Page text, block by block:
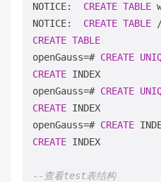
NOTICE: CREATE TABLE
NOTICE: CREATE TABLE
CREATE TABLE
openGauss=# CREATE
CREATE INDEX
openGauss=# CREATE
CREATE INDEX
openGauss=# CREATE
CREATE INDEX
--查看test表结构